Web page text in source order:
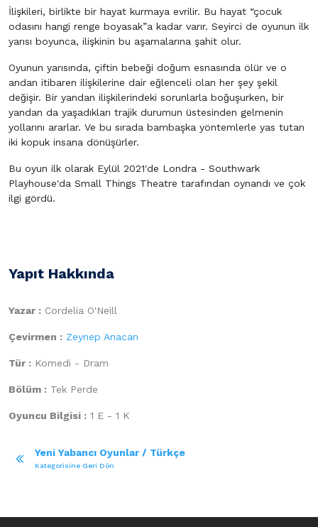
İlişkileri, birlikte bir hayat kurmaya evrilir. Bu hayat “çocuk
odasını hangi renge boyasak”a kadar varır. Seyirci de oyunun ilk
yarısı boyunca, ilişkinin bu aşamalarına şahit olur.
Oyunun yarısında, çiftin bebeği doğum esnasında ölür ve o
andan itibaren ilişkilerine dair eğlenceli olan her şey şekil
değişir. Bir yandan ilişkilerindeki sorunlarla boğuşurken, bir
yandan da yaşadıkları trajik durumun üstesinden gelmenin
yollarını ararlar. Ve bu sırada bambaşka yöntemlerle yas tutan
iki kopuk insana dönüşürler.
Bu oyun ilk olarak Eylül 2021'de Londra - Southwark
Playhouse'da Small Things Theatre tarafından oynandı ve çok
ilgi gördü.
Yapıt Hakkında
Yazar : Cordelia O'Neill
Çevirmen : Zeynep Anacan
Tür : Komedi - Dram
Bölüm : Tek Perde
Oyuncu Bilgisi : 1 E - 1 K
Yeni Yabancı Oyunlar / Türkçe
Kategorisine Geri Dön